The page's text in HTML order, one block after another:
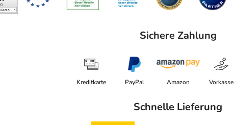
Sichere Zahlung
Kreditkarte PayPal Amazon Vorkasse
Schnelle Lieferung